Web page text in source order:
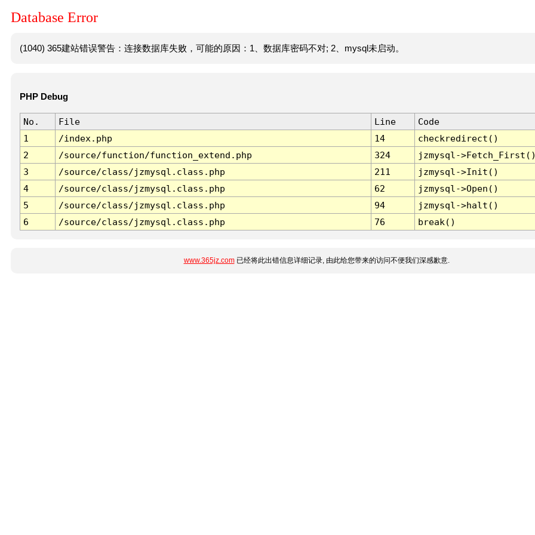
Database Error
(1040) 365建站错误警告：连接数据库失败，可能的原因：1、数据库密码不对; 2、mysql未启动。
PHP Debug
No. File Line
Code
1
/index.php 14
checkredirect()
2
/source/function/function_extend.php 324
jzmysql-
3
/source/class/jzmysql.class.php 211
jzmysql->Init()
4
/source/class/jzmysql.class.php 62
jzmysql->Open()
5
/source/class/jzmysql.class.php 94
jzmysql->halt()
6
/source/class/jzmysql.class.php 76 break()
www.365jz.com已经将此出错信息详细记录, 由此给您带来的访问不便我们深感歉意.